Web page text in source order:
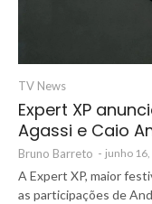
TV News
Expert XP
Agassi e Caio
Bruno Barreto - junho
A Expert XP, maior
as participações de